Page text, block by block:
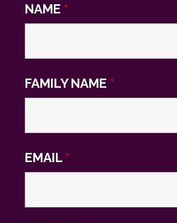
NAME *
FAMILY NAME *
EMAIL *